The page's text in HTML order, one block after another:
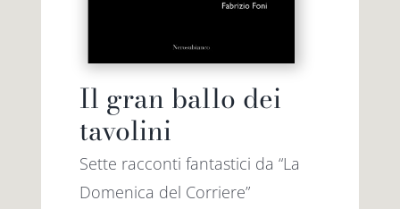
Il gran ballo dei
tavolini
Sette racconti fantastici da “La
Domenica del Corriere”